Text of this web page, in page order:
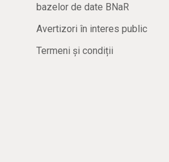
bazelor de date BNaR
Avertizori în interes public
Termeni și condiții